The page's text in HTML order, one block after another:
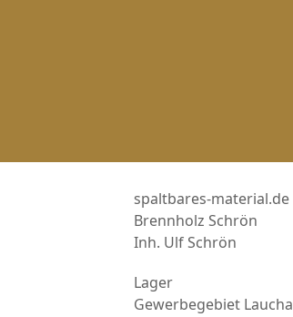
spaltbares-material.de
Brennholz Schrön
Inh. Ulf Schrön
Lager
Gewerbegebiet Laucha